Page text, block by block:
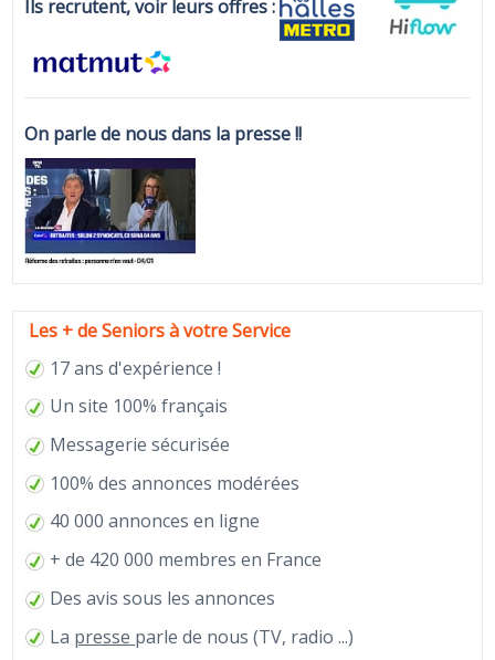
Ils recrutent, voir leurs offres :
On parle de nous dans la presse !!
Les + de Seniors à votre Service
17 ans d'expérience !
Un site 100% français
Messagerie sécurisée
100% des annonces modérées
40 000 annonces en ligne
+ de 420 000 membres en France
Des avis sous les annonces
La presse parle de nous (TV, radio ...)